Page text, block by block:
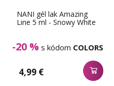
NANI gél lak Amazing
Line 5 ml - Snowy White
-20 % s kódom COLORS
4,99 €